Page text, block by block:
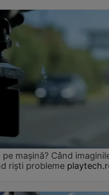
mașină? Când
riști probleme